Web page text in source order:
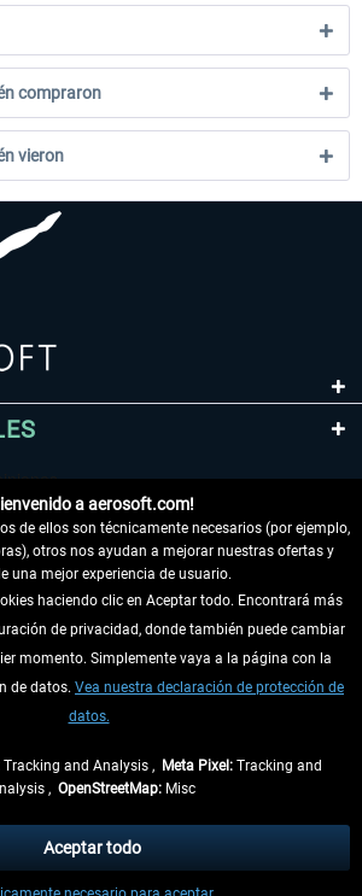
compraron
vieron
si no se describe lo contrario
dentro de Alemania. Los plazos de envío para los
a aerosoft.com!
de ellos son técnicamente necesarios (por ejemplo,
otros nos ayudan a mejorar nuestras ofertas y
una mejor experiencia de usuario.
haciendo clic en Aceptar todo. Encontrará más
de privacidad, donde también puede cambiar
momento. Simplemente vaya a la página con la
de datos. Vea nuestra declaración de protección de
datos.
Tracking and Analysis , Meta Pixel: Tracking and
, OpenStreetMap:Misc
Aceptar todo